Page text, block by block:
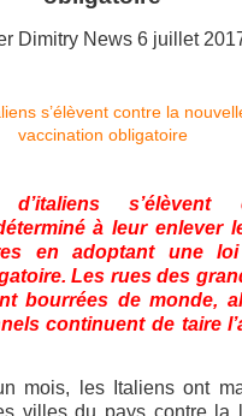
Dimitry News 6 juillet
s’élèvent
à leur enlever
en adoptant une
Les rues des
bourrées de monde,
continuent de taire
mois, les Italiens ont